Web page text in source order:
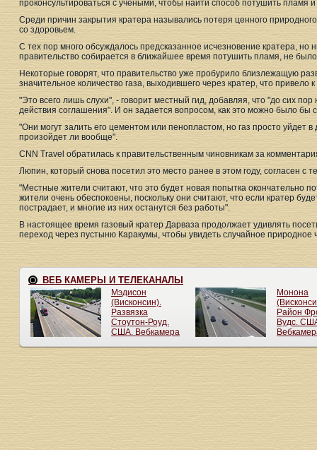
проконсультироваться с учеными, чтобы найти способ потушить пламя
Среди причин закрытия кратера назывались потеря ценного
со здоровьем.
С тех пор много обсуждалось предсказанное исчезновение кратера, но
правительство собирается в ближайшее время потушить пламя, не
Некоторые говорят, что правительство уже пробурило близлежащую
значительное количество газа, выходившего через кратер, что
"Это всего лишь слухи", - говорит местный гид, добавляя, что "до сих
действия соглашения". И он задается вопросом, как это можно было бы
"Они могут залить его цементом или пенопластом, но газ просто уйдет
произойдет ли вообще".
CNN Travel обратилась к правительственным чиновникам за
Люпин, который снова посетил это место ранее в этом году, согласен с
"Местные жители считают, что это будет новая попытка окончательно
жители очень обеспокоены, поскольку они считают, что если кратер
пострадает, и многие из них останутся без работы".
В настоящее время газовый кратер Дарваза продолжает удивлять
переход через пустыню Каракумы, чтобы увидеть случайное природное